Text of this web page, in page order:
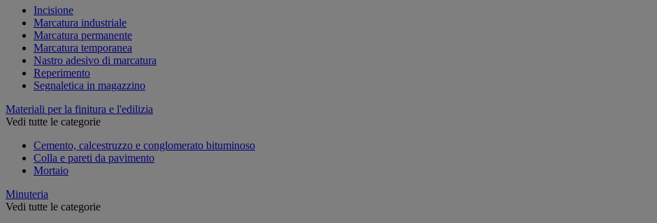
Incisione
Marcatura industriale
Marcatura permanente
Marcatura temporanea
Nastro adesivo di marcatura
Reperimento
Segnaletica in magazzino
Materiali per la finitura e l'edilizia
Vedi tutte le categorie
Cemento, calcestruzzo e conglomerato bituminoso
Colla e pareti da pavimento
Mortaio
Minuteria
Vedi tutte le categorie